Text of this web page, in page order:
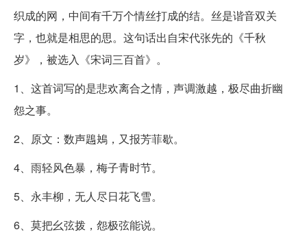
织成的网，中间有千万个情丝打成的结。丝是谐音双关
字，也就是相思的思。这句话出自宋代张先的《千秋
岁》，被选入《宋词三百首》。
1、这首词写的是悲欢离合之情，声调激越，极尽曲折幽
怨之事。
2、原文：数声鶗鴂，又报芳菲歇。
4、雨轻风色暴，梅子青时节。
5、永丰柳，无人尽日花飞雪。
6、莫把幺弦拨，怨极弦能说。